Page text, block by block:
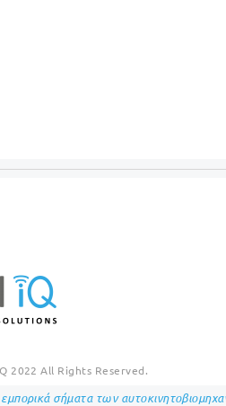
2022 All Rights Reserved.
σήματα των